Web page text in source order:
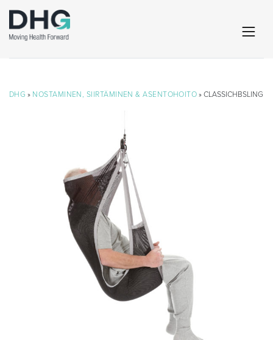
DHG » NOSTAMINEN, SIIRTÄMINEN & ASENTOHOITO » CLASSICHBSLING